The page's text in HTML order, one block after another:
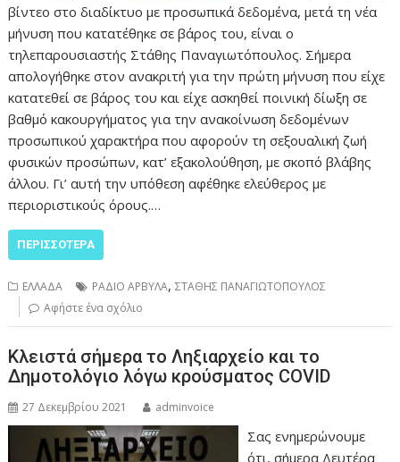
βίντεο στο διαδίκτυο με προσωπικά δεδομένα, μετά τη νέα
μήνυση που κατατέθηκε σε βάρος του, είναι ο
τηλεπαρουσιαστής Στάθης Παναγιωτόπουλος. Σήμερα
απολογήθηκε στον ανακριτή για την πρώτη μήνυση που είχε
κατατεθεί σε βάρος του και είχε ασκηθεί ποινική δίωξη σε
βαθμό κακουργήματος για την ανακοίνωση δεδομένων
προσωπικού χαρακτήρα που αφορούν τη σεξουαλική ζωή
φυσικών προσώπων, κατ’ εξακολούθηση, με σκοπό βλάβης
άλλου. Γι’ αυτή την υπόθεση αφέθηκε ελεύθερος με
περιοριστικούς όρους.…
ΠΕΡΙΣΣΌΤΕΡΑ
ΕΛΛΑΔΑ ΡΑΔΙΟ ΑΡΒΥΛΑ,ΣΤΑΘΗΣ ΠΑΝΑΓΙΩΤΟΠΟΥΛΟΣ
Αφήστε ένα σχόλιο
Κλειστά σήμερα το Ληξιαρχείο και το
Δημοτολόγιο λόγω κρούσματος COVID
27 Δεκεμβρίου 2021 adminvoice
Σας ενημερώνουμε
ότι, σήμερα Δευτέρα